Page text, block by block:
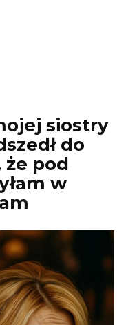
siostry
do
że pod
w